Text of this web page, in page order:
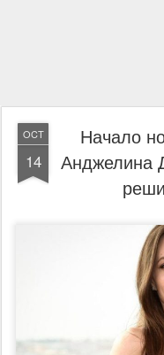
OCT
14
Начало
Анджелина